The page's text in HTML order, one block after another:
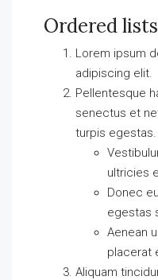
Ordered lists
Lorem ipsum
adipiscing elit.
Pellentesque
senectus et
turpis egestas.
ultricies
Donec
egestas
Aenean
placerat
Aliquam